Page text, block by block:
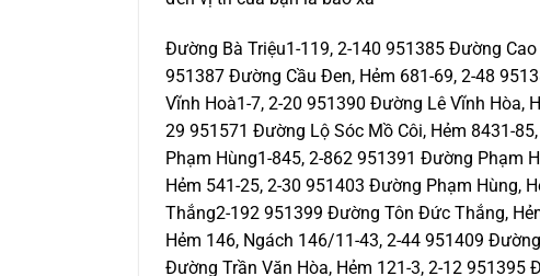
Đường Bà Triệu1-119, 2-140 951385 Đường
951387 Đường Cầu Đen, Hẻm 681-69, 2-48
Vĩnh Hoà1-7, 2-20 951390 Đường Lê Vĩnh Hòa,
29 951571 Đường Lộ Sóc Mồ Côi, Hẻm 8431-
Phạm Hùng1-845, 2-862 951391 Đường Phạm
Hẻm 541-25, 2-30 951403 Đường Phạm Hùng,
Thắng2-192 951399 Đường Tôn Đức Thắng,
Hẻm 146, Ngách 146/11-43, 2-44 951409
Đường Trần Văn Hòa, Hẻm 121-3, 2-12